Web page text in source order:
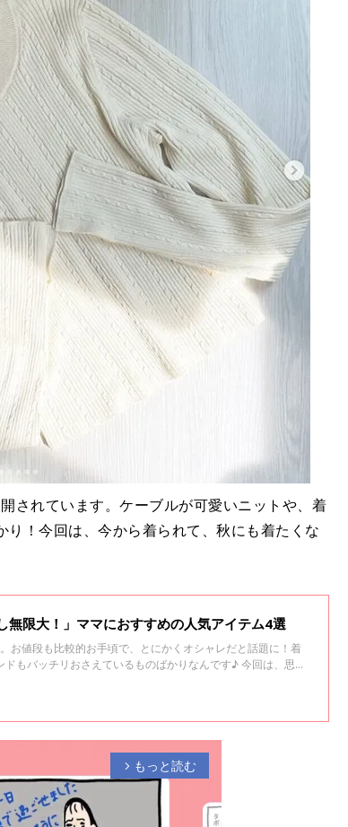
されています。ケーブルが可愛いニットや、着
！今回は、今から着られて、秋にも着たくな
無限大！」ママにおすすめの人気アイテム4選
お値段も比較的お手頃で、とにかくオシャレだと話題に！着
もバッチリおさえているものばかりなんです♪ 今回は、思わ
arrow_forward_ios もっと読む